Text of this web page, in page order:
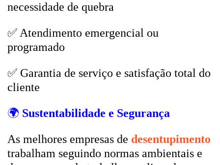
necessidade de quebra
✅ Atendimento emergencial ou
programado
✅ Garantia de serviço e satisfação total do
cliente
🌍 Sustentabilidade e Segurança
As melhores empresas de desentupimento
trabalham seguindo normas ambientais e